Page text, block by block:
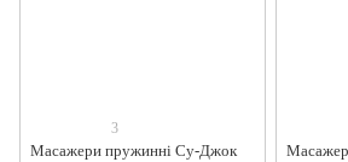
3
Масажери пружинні Су-Джок